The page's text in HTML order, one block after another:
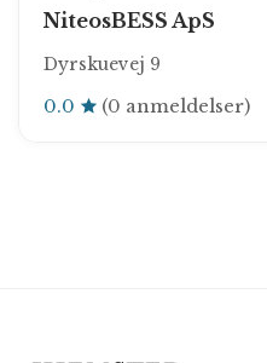
NiteosBESS ApS
Dyrskuevej 9
0.0 (0 anmeldelser)